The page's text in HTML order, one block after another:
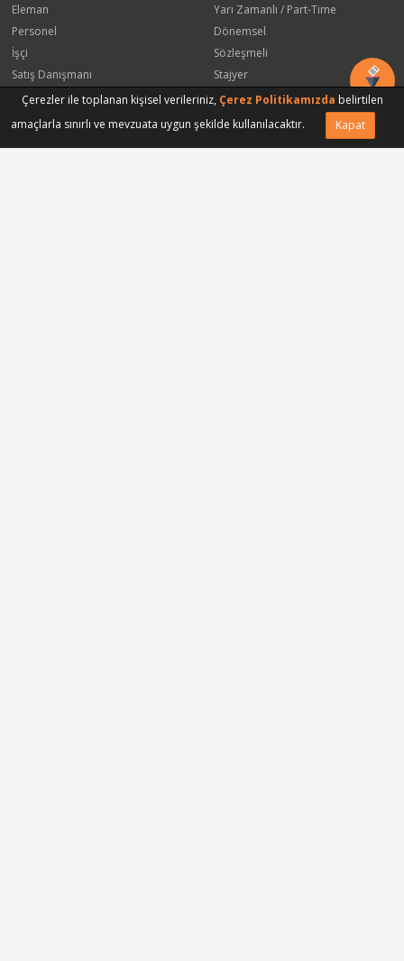
Eleman
Personel
İşçi
Satış Danışmanı
Öğrenci
Satış Elemanı
Yarı Zamanlı / Part-Time
Dönemsel
Sözleşmeli
Stajyer
Freelance
Yeni Mezun
Çerezler ile toplanan kişisel verileriniz, Çerez Politikamızda belirtilen
amaçlarla sınırlı ve mevzuata uygun şekilde kullanılacaktır.
Kapat